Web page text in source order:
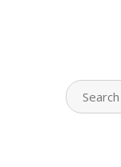
SEARCH
FOR: